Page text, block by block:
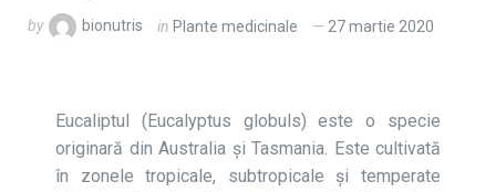
by bionutris in Plante medicinale 27 martie 2020
Eucaliptul (Eucalyptus globuls) este o specie
originară din Australia şi Tasmania. Este cultivată
în zonele tropicale, subtropicale şi temperate